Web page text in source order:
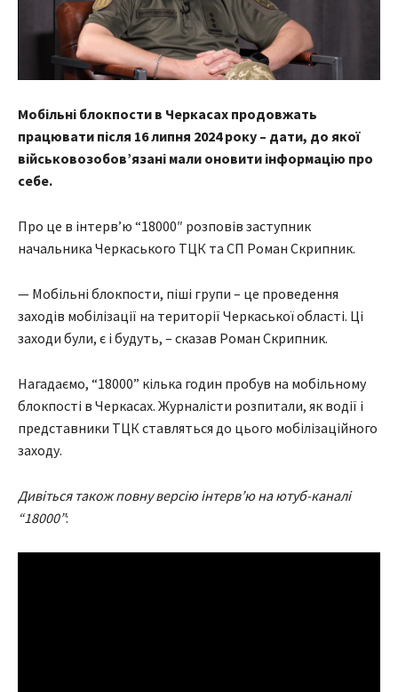
Мобільні блокпости в Черкасах продовжать
працювати після 16 липня 2024 року – дати, до якої
військовозобов’язані мали оновити інформацію про
себе.
Про це в інтерв’ю “18000″ розповів заступник
начальника Черкаського ТЦК та СП Роман Скрипник.
— Мобільні блокпости, піші групи – це проведення
заходів мобілізації на території Черкаської області. Ці
заходи були, є і будуть, – сказав Роман Скрипник.
Нагадаємо, “18000” кілька годин пробув на мобільному
блокпості в Черкасах. Журналісти розпитали, як водії і
представники ТЦК ставляться до цього мобілізаційного
заходу.
Дивіться також повну версію інтерв’ю на ютуб-каналі
“18000”: